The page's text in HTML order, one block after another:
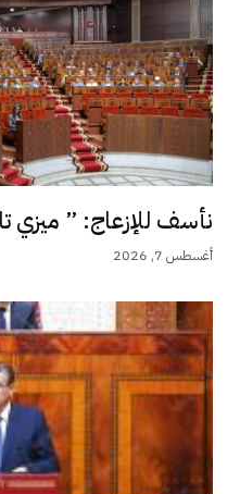
نأسف للإزعاج: ” ميزي
أغسطس 7, 2026